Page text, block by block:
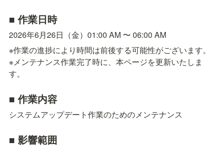
■ 作業日時
2026年6月26日（金）01:00 AM 〜 06:00 AM
※作業の進捗により時間は前後する可能性がございます。
※メンテナンス作業完了時に、本ページを更新いたしま
す。
■ 作業内容
システムアップデート作業のためのメンテナンス
■ 影響範囲